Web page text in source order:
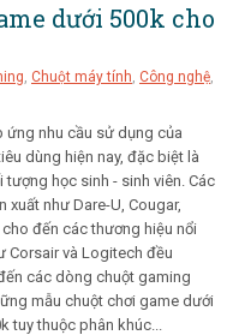
dưới 500k cho
Chuột máy tính Công nghệ
ứng nhu cầu sử dụng của
dùng hiện nay, đặc biệt là
tượng học sinh - sinh viên. Các
xuất như Dare-U, Cougar,
cho đến các thương hiệu nổi
Corsair và Logitech đều
các dòng chuột gaming
mẫu chuột chơi game dưới
thuộc phân khúc...